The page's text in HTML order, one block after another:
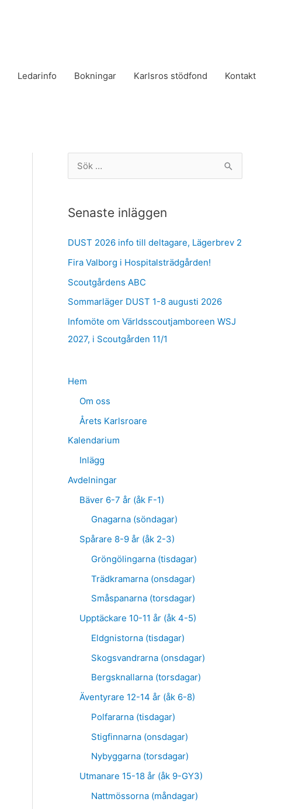
Ledarinfo Bokningar Karlsros stödfond Kontakt
ö
e
t
e
r
:
Senaste inläggen
DUST 2026 info till deltagare, Lägerbrev 2
Fira Valborg i Hospitalsträdgården!
Scoutgårdens ABC
Sommarläger DUST 1-8 augusti 2026
Infomöte om Världsscoutjamboreen WSJ
2027, i Scoutgården 11/1
Hem
Om oss
Årets Karlsroare
Kalendarium
Inlägg
Avdelningar
Bäver 6-7 år (åk F-1)
Gnagarna (söndagar)
Spårare 8-9 år (åk 2-3)
Gröngölingarna (tisdagar)
Trädkramarna (onsdagar)
Småspanarna (torsdagar)
Upptäckare 10-11 år (åk 4-5)
Eldgnistorna (tisdagar)
Skogsvandrarna (onsdagar)
Bergsknallarna (torsdagar)
Äventyrare 12-14 år (åk 6-8)
Polfararna (tisdagar)
Stigfinnarna (onsdagar)
Nybyggarna (torsdagar)
Utmanare 15-18 år (åk 9-GY3)
Nattmössorna (måndagar)